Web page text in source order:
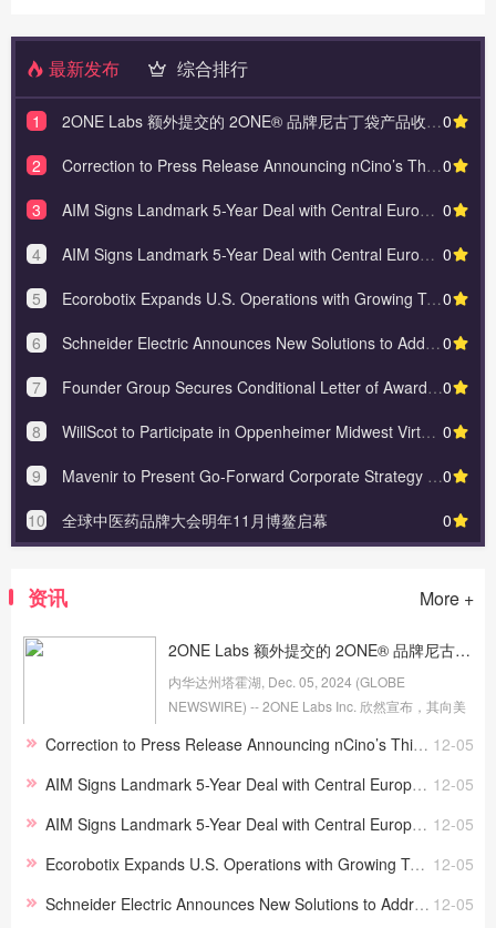
最新发布 综合排行
0
1
2ONE Labs 额外提交的 2ONE® 品牌尼古丁袋产品收到 FDA 第二份 PMTA‘接受’通知
0
2
Correction to Press Release Announcing nCino’s Third Quarter Fiscal Year 2025 Financial Results
0
3
AIM Signs Landmark 5-Year Deal with Central European Media Enterprises (CME)
0
4
AIM Signs Landmark 5-Year Deal with Central European Media Enterprises (CME)
0
5
Ecorobotix Expands U.S. Operations with Growing Team, New Location, and Nationwide Reach
0
6
Schneider Electric Announces New Solutions to Address the Energy and Sustainability Challenges Spurr
0
7
Founder Group Secures Conditional Letter of Award Worth Approximately US$68 Million for a 100MW Sola
0
8
WillScot to Participate in Oppenheimer Midwest Virtual Summit
0
9
Mavenir to Present Go-Forward Corporate Strategy at Annual Global Analyst Event in Dallas
0
10 全球中医药品牌大会明年11月博鳌启幕
资讯 More +
2ONE Labs 额外提交的 2ONE® 品牌尼古丁袋产品收到 FDA 第二份 PMTA‘接受’通知
内华达州塔霍湖, Dec. 05, 2024 (GLOBE
NEWSWIRE) -- 2ONE Labs Inc. 欣然宣布，其向美
2ONE® 尼古丁产品款式的烟草产品上市前申请
(PMTA) 已收到第二份‘接受’通...
12-05
Correction to Press Release Announcing nCino’s Third Quarter Fiscal Year 2025 Financial Results
12-05
AIM Signs Landmark 5-Year Deal with Central European Media Enterprises (CME)
12-05
AIM Signs Landmark 5-Year Deal with Central European Media Enterprises (CME)
12-05
Ecorobotix Expands U.S. Operations with Growing Team, New Location, and Nationwide Reach
12-05
Schneider Electric Announces New Solutions to Address the Energy and Sustainability Challenges Spurr